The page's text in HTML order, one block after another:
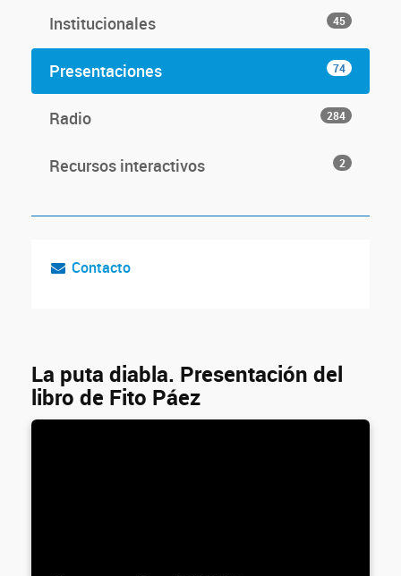
Institucionales 45
Presentaciones 74
Radio 284
Recursos interactivos 2
Contacto
La puta diabla. Presentación del
libro de Fito Páez